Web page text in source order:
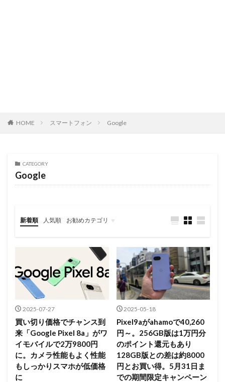
HOME スマートフォン Google
CATEGORY
Google
新着順 人気順 お勧めカテゴリ
2025-07-27
買い切り価格でチャンス到
来「Google Pixel 8a」がワ
イモバイルで2万9800円
に。カメラ性能もよく性能
もしっかりスマホが低価格
に
2025-05-18
Pixel9aがahamoで40,260
円～。256GB版は1万円分
のポイント還元もあり
128GB版との差は約8000
円とお買い得。5月31日ま
での期間限定キャンペーン